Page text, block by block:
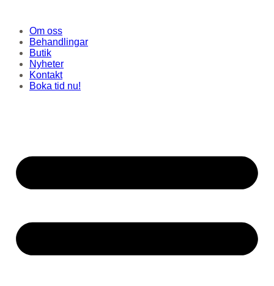
innehållOm oss
Behandlingar
Butik
Nyheter
Kontakt
Boka tid nu!